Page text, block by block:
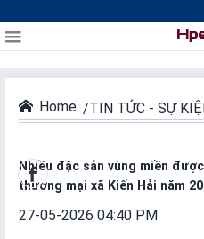
Cổng thông tin quản lý hoạt
phố Hải Phòng
Thương mại điện tử Hải Phòng
Logistics Hải Phòng
Đăng
Thoát
DIỄN
đàn
Home TIN TỨC - SỰ
Nhiều đặc sản vùng miền
thương mại xã Kiến Hải năm
27-05-2026 04:40 PM